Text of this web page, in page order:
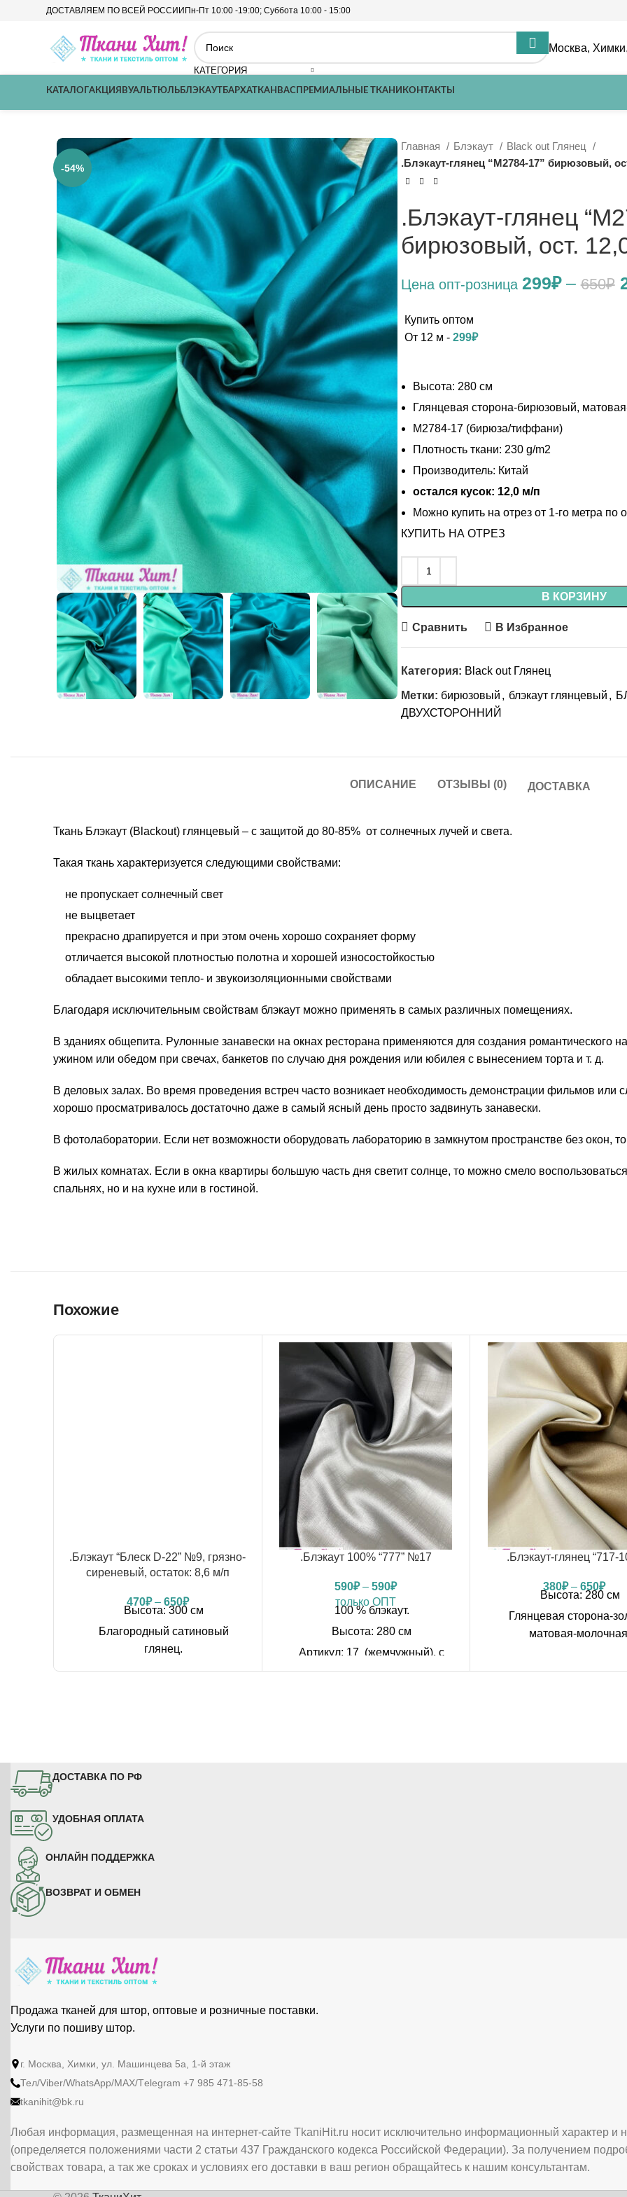
ДОСТАВЛЯЕМ ПО ВСЕЙ РОССИИ Пн-Пт 10:00 -19:00; Суббота 10:00 - 15:00
КАТЕГОРИЯ
Москва,
КАТАЛОГАКЦИЯ ВУАЛЬТЮЛЬБЛЭКАУТ БАРХАТ КАНВАС ПРЕМИАЛЬНЫЕ ТКАНИ КОНТАКТЫ
-54%
Главная Блэкаут
Black out Глянец
.Блэкаут-глянец “М2784-17” бирюзовый,
.Блэкаут-глянец
бирюзовый, ост.
299₽– 650₽
От 12 м - 299₽
Высота: 280 см
Глянцевая сторона-бирюзовый,
М2784-17 (бирюза/тиффани)
Плотность ткани: 230 g/m2
Производитель: Китай
остался кусок: 12,0 м/п
Можно купить на отрез от 1-го метра по
КУПИТЬ НА ОТРЕЗ
В КОРЗИНУ
Сравнить В Избранное
Категория: Black out Глянец
Метки: бирюзовый , блэкаут глянцевый ,
ДВУХСТОРОННИЙ
ОПИСАНИЕ ОТЗЫВЫ (0) ДОСТАВКА
Ткань Блэкаут (Blackout) глянцевый – с защитой до 80-85% от солнечных лучей и света.
Такая ткань характеризуется следующими свойствами:
не пропускает солнечный свет
не выцветает
прекрасно драпируется и при этом очень хорошо сохраняет форму
отличается высокой плотностью полотна и хорошей износостойкостью
обладает высокими тепло- и звукоизоляционными свойствами
Благодаря исключительным свойствам блэкаут можно применять в самых различных помещениях.
В зданиях общепита. Рулонные занавески на окнах ресторана применяются для создания романтического
ужином или обедом при свечах, банкетов по случаю дня рождения или юбилея с вынесением торта и т. д.
В деловых залах. Во время проведения встреч часто возникает необходимость демонстрации фильмов или
хорошо просматривалось достаточно даже в самый ясный день просто задвинуть занавески.
В фотолаборатории. Если нет возможности оборудовать лабораторию в замкнутом пространстве без окон,
В жилых комнатах. Если в окна квартиры большую часть дня светит солнце, то можно смело
спальнях, но и на кухне или в гостиной.
Похожие
.Блэкаут “Блеск D-22” №9, грязно-
сиреневый, остаток: 8,6 м/п
470₽– 650₽
Высота: 300 см
Благородный сатиновый
глянец.
арт.: №9 (баклажан)
метра по розничной цене
просим учитывать:
мониторов, оттенок ткани на сайте
*при дозаказе учитывайте
.Блэкаут 100% “777” №17
590₽–590₽
только ОПТ
100 % блэкаут.
Высота: 280 см
Артикул: 17 (жемчужный), с
обратной стороны черный цвет.
.Блэкаут-глянец “717-
380₽– 650₽
Высота: 280 см
Глянцевая сторона-
матовая-
Плотность ткани: 230
ДОСТАВКА ПО РФ
УДОБНАЯ ОПЛАТА
ОНЛАЙН ПОДДЕРЖКА
ВОЗВРАТ И ОБМЕН
Продажа тканей для штор, оптовые и розничные поставки.
Услуги по пошиву штор.
г. Москва, Химки, ул. Машинцева 5а, 1-й этаж
Тел/Viber/WhatsApp/МАХ/Тelegram +7 985 471-85-58
tkanihit@bk.ru
Любая информация, размещенная на интернет-сайте TkaniHit.ru носит исключительно информационный характер и
(определяется положениями части 2 статьи 437 Гражданского кодекса Российской Федерации). За получением
свойствах товара, а так же сроках и условиях его доставки в ваш регион обращайтесь к нашим консультантам.